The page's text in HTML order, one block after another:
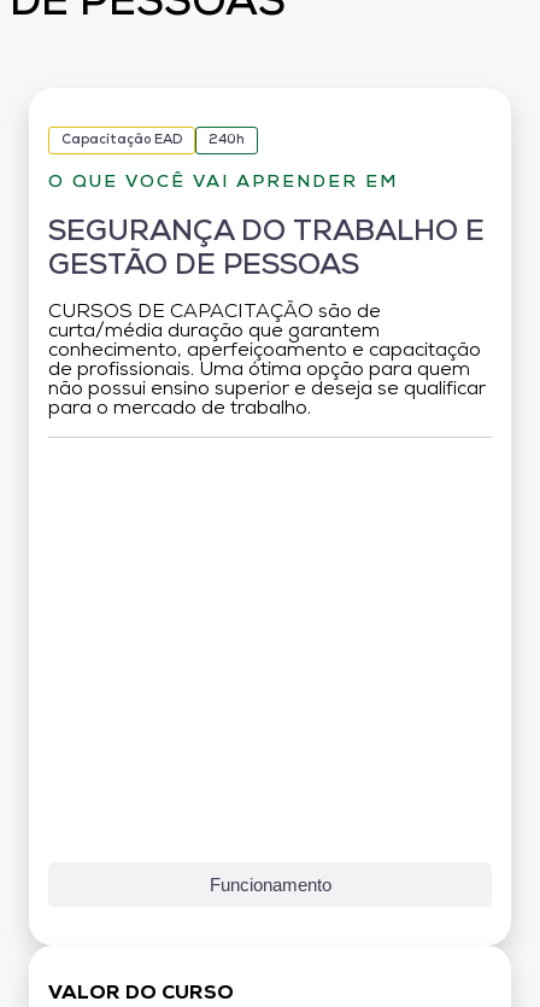
Capacitação EAD 240h
O QUE VOCÊ VAI APRENDER EM
SEGURANÇA DO TRABALHO E
GESTÃO DE PESSOAS
CURSOS DE CAPACITAÇÃO são de
curta/média duração que garantem
conhecimento, aperfeiçoamento e capacitação
de profissionais. Uma ótima opção para quem
não possui ensino superior e deseja se qualificar
para o mercado de trabalho.
Funcionamento
VALOR DO CURSO